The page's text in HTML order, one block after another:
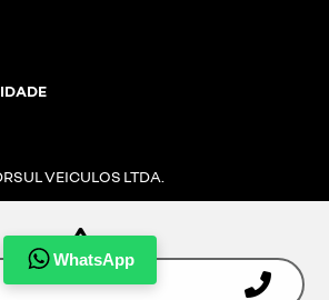
WhatsApp
VEICULOS LTDA.
durante a navegação, fazemos uso de
e para proteger seus dados pessoais